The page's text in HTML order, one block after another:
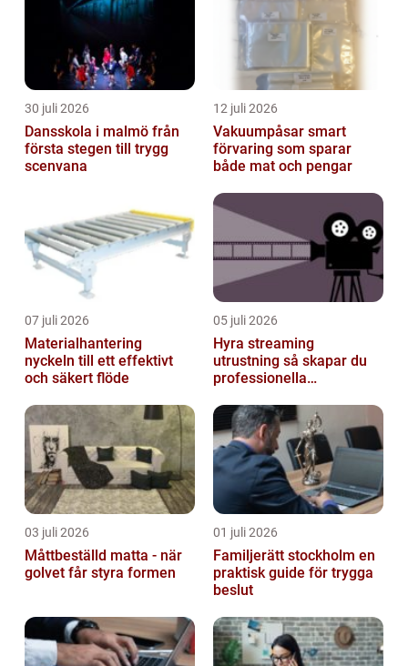
korset en tydlig kr...
30 juli 2026
Dansskola i malmö från
första stegen till trygg
scenvana
12 juli 2026
Vakuumpåsar smart
förvaring som sparar
både mat och pengar
07 juli 2026
Materialhantering
nyckeln till ett effektivt
och säkert flöde
05 juli 2026
Hyra streaming
utrustning så skapar du
professionella
03 juli 2026
Måttbeställd matta - när
golvet får styra formen
01 juli 2026
Familjerätt stockholm en
praktisk guide för trygga
beslut